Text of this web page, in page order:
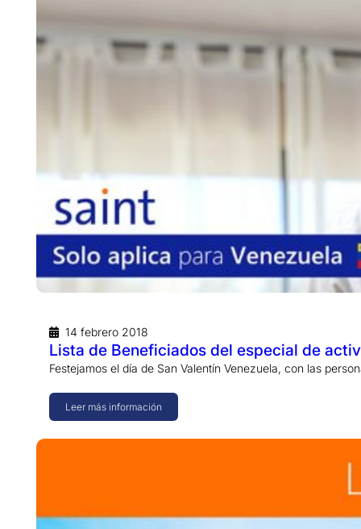
14 febrero 2018
Lista de Beneficiados del especial de
Festejamos el día de San Valentín Venezuela, con las
Leer más información